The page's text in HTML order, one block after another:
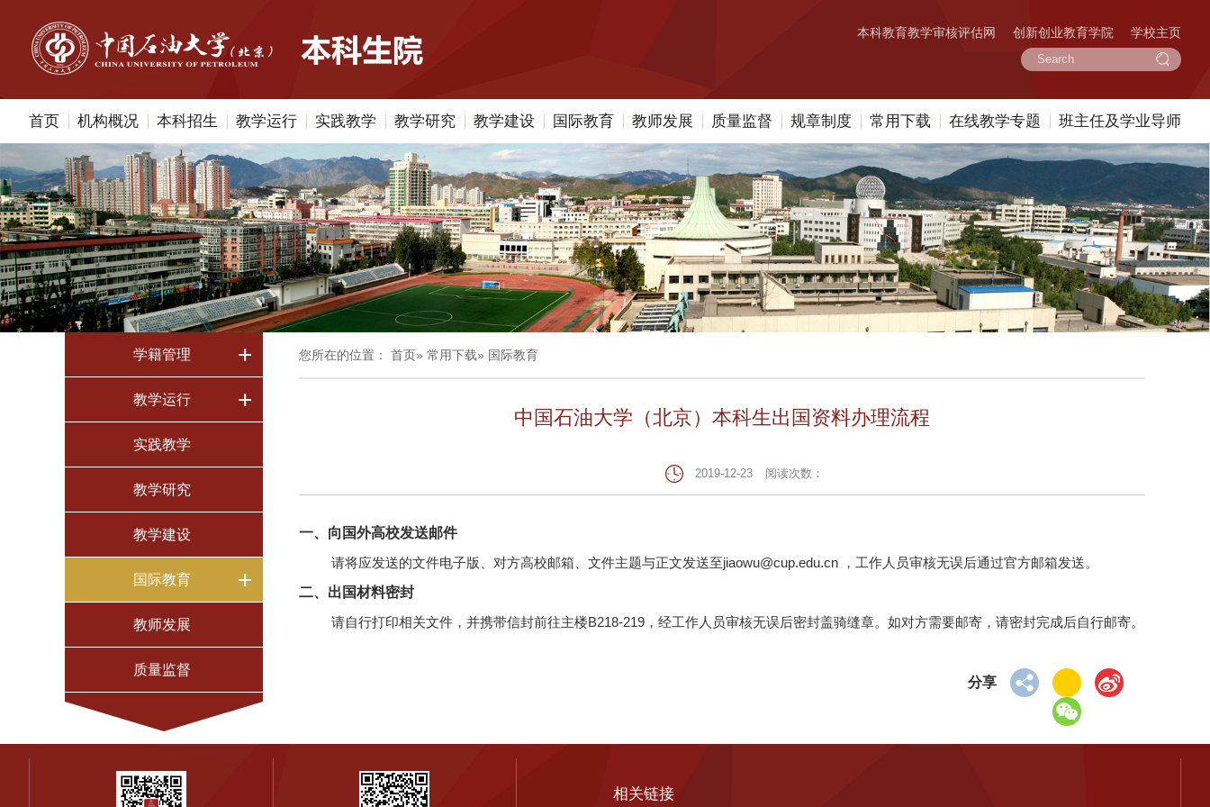
本科教育教学审核评估网 创新创业教育学院 学校主页
首页 机构概况 本科招生 教学运行 实践教学 教学研究 教学建设 国际教育 教师发展 质量监督 规章制度 常用下载 在线教学专题 班主任及学业导师
学籍管理 +
教学运行 +
实践教学
教学研究
教学建设
国际教育 +
教师发展
质量监督
您所在的位置： 首页» 常用下载» 国际教育
中国石油大学（北京）本科生出国资料办理流程
2019-12-23 阅读次数：
一、向国外高校发送邮件
请将应发送的文件电子版、对方高校邮箱、文件主题与正文发送至jiaowu@cup.edu.cn ，工作人员审核无误后通过官方邮箱发送。
二、出国材料密封
请自行打印相关文件，并携带信封前往主楼B218-219，经工作人员审核无误后密封盖骑缝章。如对方需要邮寄，请密封完成后自行邮寄。
分享
相关链接